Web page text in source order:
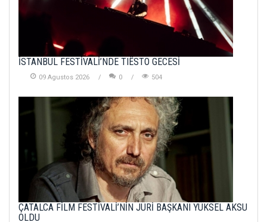
İSTANBUL FESTİVALİ’NDE TIËSTO GECESİ
09 Agustos 2026 0 504
ÇATALCA FİLM FESTİVALİ’NİN JÜRİ BAŞKANI YÜKSEL AKSU
OLDU